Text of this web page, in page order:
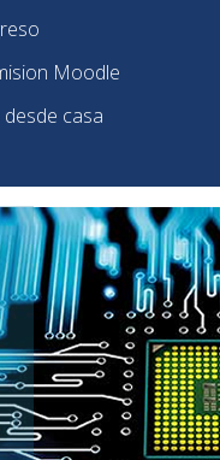
Moodle
desde casa